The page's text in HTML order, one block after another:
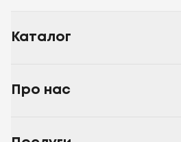
Каталог
Про нас